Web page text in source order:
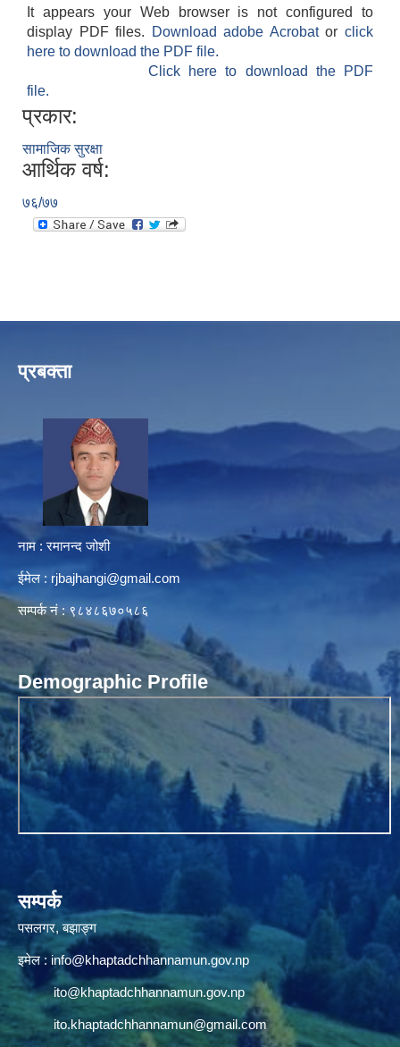
It appears your Web browser is not configured to
display PDF files.
Download adobe Acrobatorclick
here to download the PDF file.
Click here to download the PDF
file.
प्रकार:
सामाजिक सुरक्षा
आर्थिक वर्ष:
७६/७७
प्रबक्ता
नाम : रमानन्द जोशी
ईमेल : rjbajhangi@gmail.com
सम्पर्क नं : ९८४८६७०५८६
Demographic Profile
सम्पर्क
पसलगर, बझाङ्ग
इमेल : info@khaptadchhannamun.gov.np
ito@khaptadchhannamun.gov.np
ito.khaptadchhannamun@gmail.com